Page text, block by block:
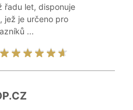
řadu let, disponuje
jež je určeno pro
...